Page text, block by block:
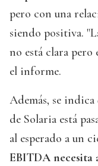
pero con una
siendo positiva.
no está clara pero
el informe.
Además, se
de Solaria está
al esperado a un
EBITDA necesita